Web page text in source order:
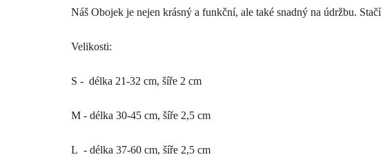
Náš Obojek je nejen krásný a funkční, ale také snadný na údržbu.
Velikosti:
S - délka 21-32 cm, šíře 2 cm
M - délka 30-45 cm, šíře 2,5 cm
L - délka 37-60 cm, šíře 2,5 cm